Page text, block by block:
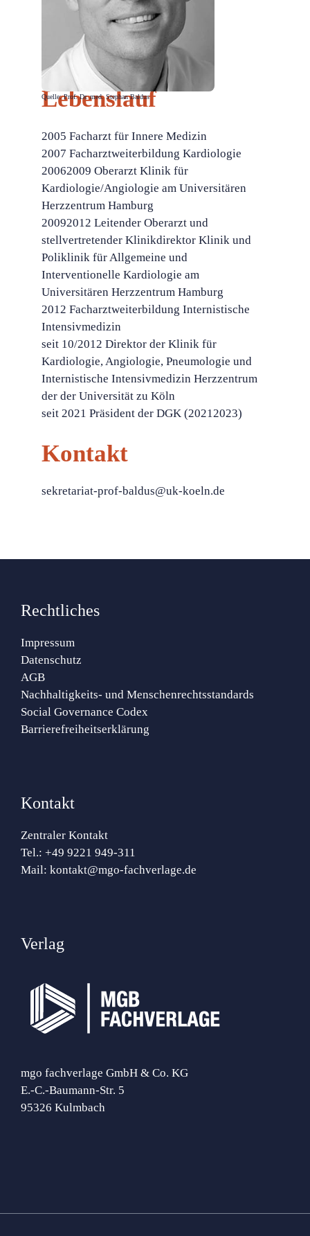
Quelle: Prof. Dr. med. Stephan Baldus
Lebenslauf
2005 Facharzt für Innere Medizin
2007 Facharztweiterbildung Kardiologie
20062009 Oberarzt Klinik für
Kardiologie/Angiologie am Universitären
Herzzentrum Hamburg
20092012 Leitender Oberarzt und
stellvertretender Klinikdirektor Klinik und
Poliklinik für Allgemeine und
Interventionelle Kardiologie am
Universitären Herzzentrum Hamburg
2012 Facharztweiterbildung Internistische
Intensivmedizin
seit 10/2012 Direktor der Klinik für
Kardiologie, Angiologie, Pneumologie und
Internistische Intensivmedizin Herzzentrum
der der Universität zu Köln
seit 2021 Präsident der DGK (20212023)
Kontakt
sekretariat-prof-baldus@uk-koeln.de
Rechtliches
Impressum
Datenschutz
AGB
Nachhaltigkeits- und Menschenrechtsstandards
Social Governance Codex
Barrierefreiheitserklärung
Kontakt
Zentraler Kontakt
Tel.: +49 9221 949-311
Mail: kontakt@mgo-fachverlage.de
Verlag
mgo fachverlage GmbH & Co. KG
E.-C.-Baumann-Str. 5
95326 Kulmbach